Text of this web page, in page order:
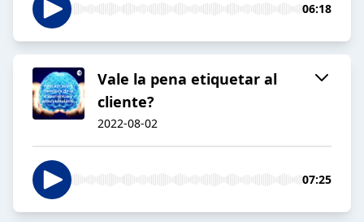
06:18
Vale la pena etiquetar al
cliente?
2022-08-02
07:25